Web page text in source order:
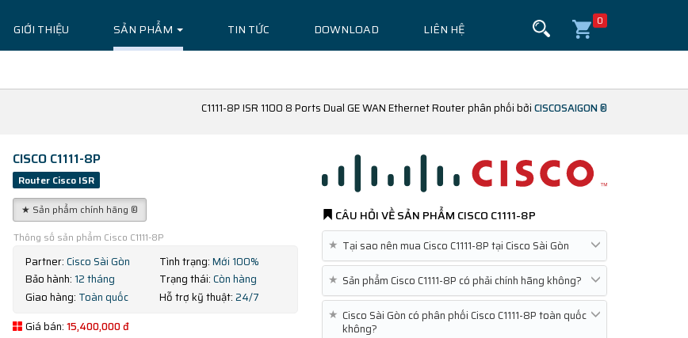
GIỚI THIỆU SẢN PHẨM TIN TỨC DOWNLOAD LIÊN HỆ
0
C1111-8P ISR 1100 8 Ports Dual GE WAN Ethernet Router phân phối bởiCISCOSAIGON ®
CISCO C1111-8P
Router Cisco ISR
★ Sản phẩm chính hãng ®
Thông số sản phẩm Cisco C1111-8P
Partner:Cisco Sài Gòn Tình trạng:Mới 100%
Bảo hành: 12 tháng Trạng thái:Còn hàng
Giao hàng: Toàn quốc Hỗ trợ kỹ thuật:24/7
Giá bán:15,400,000 đ
CÂU HỎI VỀ SẢN PHẨM CISCO C1111-8P
★ Tại sao nên mua Cisco C1111-8P tại Cisco Sài Gòn
★ Sản phẩm Cisco C1111-8P có phải chính hãng không?
★ Cisco Sài Gòn có phân phối Cisco C1111-8P toàn quốc
không?